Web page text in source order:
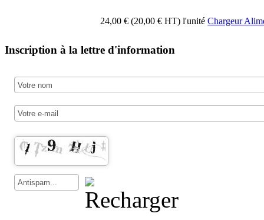
24,00 € (20,00 € HT)l'unité Chargeur
Inscription à la lettre d'information